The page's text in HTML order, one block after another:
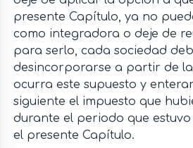
presente Capítulo, ya no
como integradora o deje de
para serlo, cada sociedad
desincorporarse a partir de
ocurra este supuesto y
siguiente el impuesto que
durante el periodo que
el presente Capítulo.